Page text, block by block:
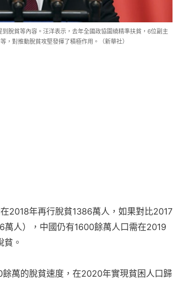
脫貧等內容。汪洋表示，去年全國政協圍繞精準扶貧，6位副主
，對推動脫貧攻堅發揮了積極作用。（新華社）
2018年再行脫貧1386萬人，如果對比2017
人），中國仍有1600餘萬人口需在2019
。
萬的脫貧速度，在2020年實現貧困人口歸